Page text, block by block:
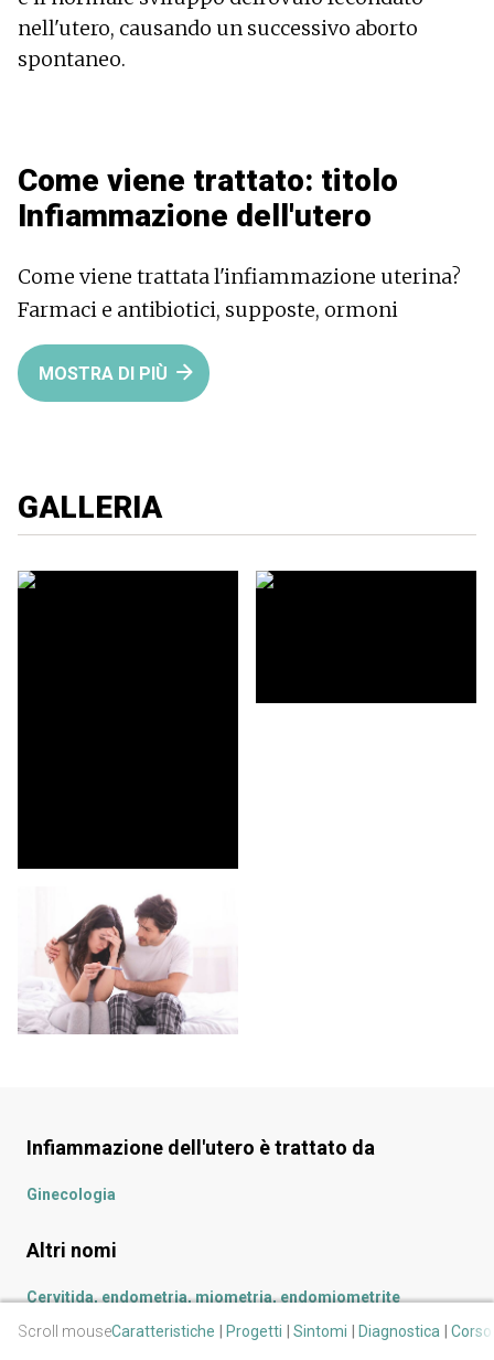
Scroll mouseCaratteristiche Progetti Sintomi Diagnostica Corso
nell'utero, causando un successivo aborto
spontaneo.
Come viene trattato: titolo
Infiammazione dell'utero
Come viene trattata l'infiammazione uterina?
Farmaci e antibiotici, supposte, ormoni
MOSTRA DI PIÙ
GALLERIA
Infiammazione dell'utero è trattato da
Ginecologia
Altri nomi
Cervitida, endometria, miometria, endomiometrite